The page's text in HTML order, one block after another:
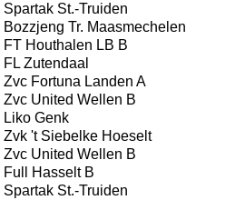
Spartak St.-Truiden
Bozzjeng Tr. Maasmechelen
FT Houthalen LB B
FL Zutendaal
Zvc Fortuna Landen A
Zvc United Wellen B
Liko Genk
Zvk 't Siebelke Hoeselt
Zvc United Wellen B
Full Hasselt B
Spartak St.-Truiden